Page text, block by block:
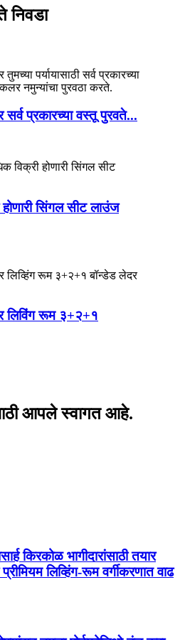
निवडा
सर्व प्रकारच्या वस्तू पुरवते...
होणारी सिंगल सीट लाउंज
लिविंग रूम ३+२+१
आपले स्वागत आहे.
किरकोळ भागीदारांसाठी तयार
लिव्हिंग-रूम वर्गीकरणात वाढ